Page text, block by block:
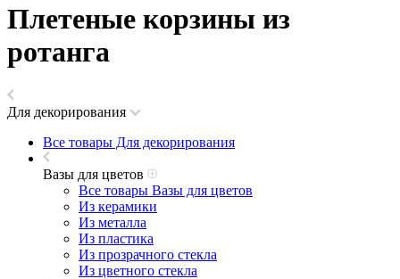
Плетеные корзины из
ротанга
Для декорирования
Все товары Для декорирования
Вазы для цветов
Все товары Вазы для цветов
Из керамики
Из металла
Из пластика
Из прозрачного стекла
Из цветного стекла